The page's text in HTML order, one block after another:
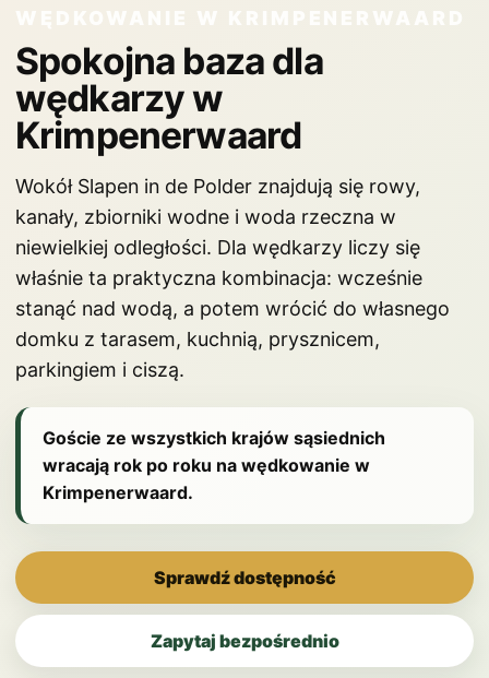
Spokojna baza dla
wędkarzy w
Krimpenerwaard
Wokół Slapen in de Polder znajdują się rowy,
kanały, zbiorniki wodne i woda rzeczna w
niewielkiej odległości. Dla wędkarzy liczy się
właśnie ta praktyczna kombinacja: wcześnie
stanąć nad wodą, a potem wrócić do własnego
domku z tarasem, kuchnią, prysznicem,
parkingiem i ciszą.
Goście ze wszystkich krajów sąsiednich
wracają rok po roku na wędkowanie w
Krimpenerwaard.
Sprawdź dostępność
Zapytaj bezpośrednio